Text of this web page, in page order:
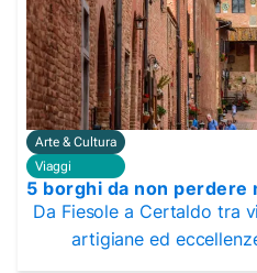
Arte & Cultura
Viaggi
5 borghi da non perdere
Da Fiesole a Certaldo tra
artigiane ed